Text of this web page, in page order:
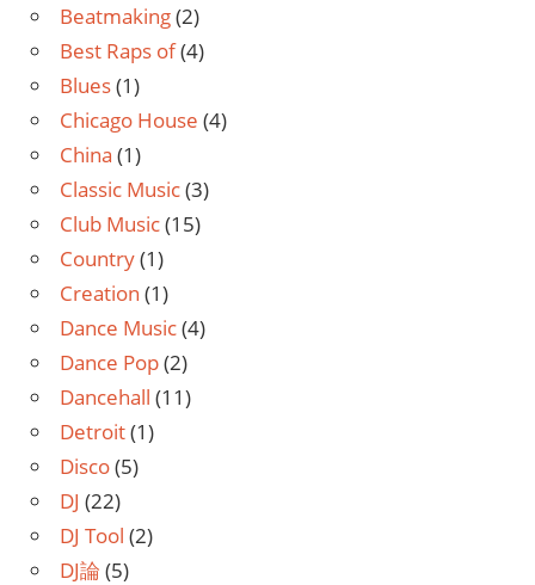
Beatmaking(2)
Best Raps of(4)
Blues(1)
Chicago House (4)
China (1)
Classic Music(3)
Club Music(15)
Country(1)
Creation (1)
Dance Music(4)
Dance Pop(2)
Dancehall (11)
Detroit(1)
Disco(5)
DJ (22)
DJ Tool (2)
DJ論 (5)